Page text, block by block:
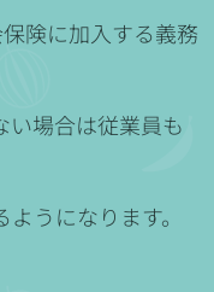
険に加入する義務
い場合は従業員も
うになります。